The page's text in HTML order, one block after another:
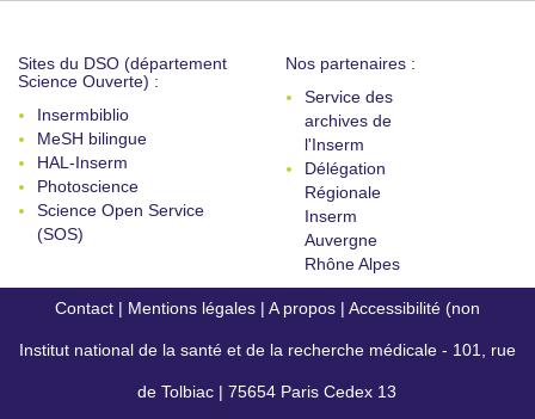
Sites du DSO (département
Science Ouverte) :
Insermbiblio
MeSH bilingue
HAL-Inserm
Photoscience
Science Open Service
(SOS)
Nos partenaires :
Service des
archives de
l'Inserm
Délégation
Régionale
Inserm
Auvergne
Rhône Alpes
Contact | Mentions légales | A propos | Accessibilité (non
conforme)
Institut national de la santé et de la recherche médicale - 101, rue
de Tolbiac | 75654 Paris Cedex 13